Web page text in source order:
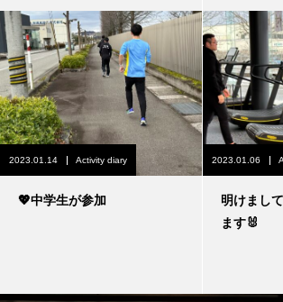
2023.01.14 Activity diary
💖中学生が参加
2023.01.06
明けまし
ます🐰